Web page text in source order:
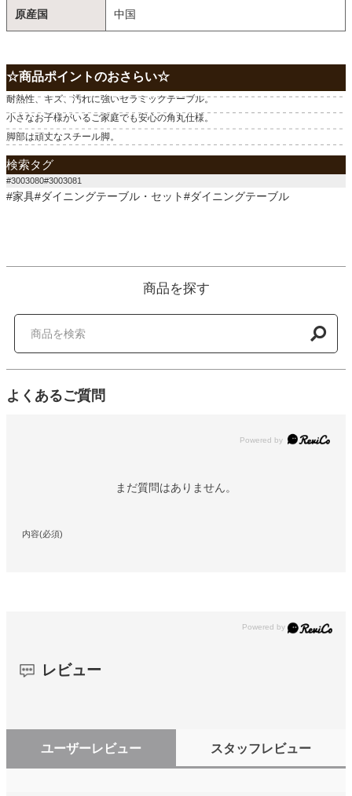
原産国 中国
☆商品ポイントのおさらい☆
耐熱性、キズ、汚れに強いセラミックテーブル。
小さなお子様がいるご家庭でも安心の角丸仕様。
脚部は頑丈なスチール脚。
検索タグ
#3003080#3003081
#家具#ダイニングテーブル・セット#ダイニングテーブル
商品を探す
よくあるご質問
Powered by
まだ質問はありません。
内容(必須)
レビュー
ユーザーレビュー スタッフレビュー